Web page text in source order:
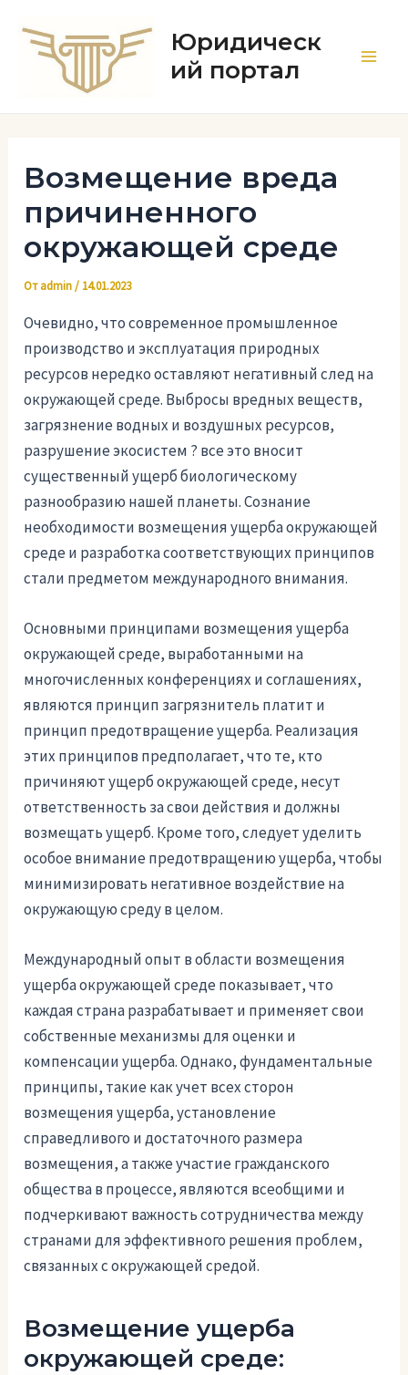
содержимому
Юридическ
ий портал
Возмещение вреда
причиненного
окружающей среде
Отadmin/ 14.01.2023
Очевидно, что современное промышленное
производство и эксплуатация природных
ресурсов нередко оставляют негативный след на
окружающей среде. Выбросы вредных веществ,
загрязнение водных и воздушных ресурсов,
разрушение экосистем ? все это вносит
существенный ущерб биологическому
разнообразию нашей планеты. Сознание
необходимости возмещения ущерба окружающей
среде и разработка соответствующих принципов
стали предметом международного внимания.
Основными принципами возмещения ущерба
окружающей среде, выработанными на
многочисленных конференциях и соглашениях,
являются принцип загрязнитель платит и
принцип предотвращение ущерба. Реализация
этих принципов предполагает, что те, кто
причиняют ущерб окружающей среде, несут
ответственность за свои действия и должны
возмещать ущерб. Кроме того, следует уделить
особое внимание предотвращению ущерба, чтобы
минимизировать негативное воздействие на
окружающую среду в целом.
Международный опыт в области возмещения
ущерба окружающей среде показывает, что
каждая страна разрабатывает и применяет свои
собственные механизмы для оценки и
компенсации ущерба. Однако, фундаментальные
принципы, такие как учет всех сторон
возмещения ущерба, установление
справедливого и достаточного размера
возмещения, а также участие гражданского
общества в процессе, являются всеобщими и
подчеркивают важность сотрудничества между
странами для эффективного решения проблем,
связанных с окружающей средой.
Возмещение ущерба
окружающей среде: